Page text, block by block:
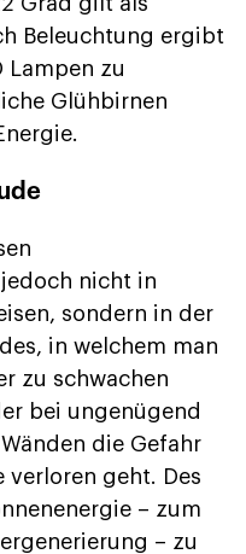
Beleuchtung ergibt
Lampen zu
Glühbirnen
nicht in
sondern in der
in welchem man
zu schwachen
bei ungenügend
die Gefahr
verloren geht. Des
– zum
– zu